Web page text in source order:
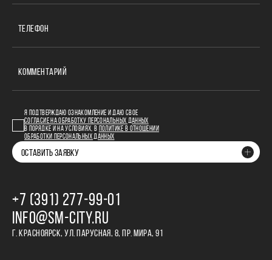
ТЕЛЕФОН
КОММЕНТАРИЙ
Я ПОДТВЕРЖДАЮ ОЗНАКОМЛЕНИЕ И ДАЮ СВОЕ
СОГЛАСИЕ НА ОБРАБОТКУ ПЕРСОНАЛЬНЫХ ДАННЫХ
В ПОРЯДКЕ И НА УСЛОВИЯХ, В
ПОЛИТИКЕ В ОТНОШЕНИИ
ОБРАБОТКИ ПЕРСОНАЛЬНЫХ ДАННЫХ
ОСТАВИТЬ ЗАЯВКУ
+7 (391) 277‒99‒01
INFO@SM-CITY.RU
Г. КРАСНОЯРСК, УЛ. ПАРУСНАЯ, 8, ПР. МИРА, 91